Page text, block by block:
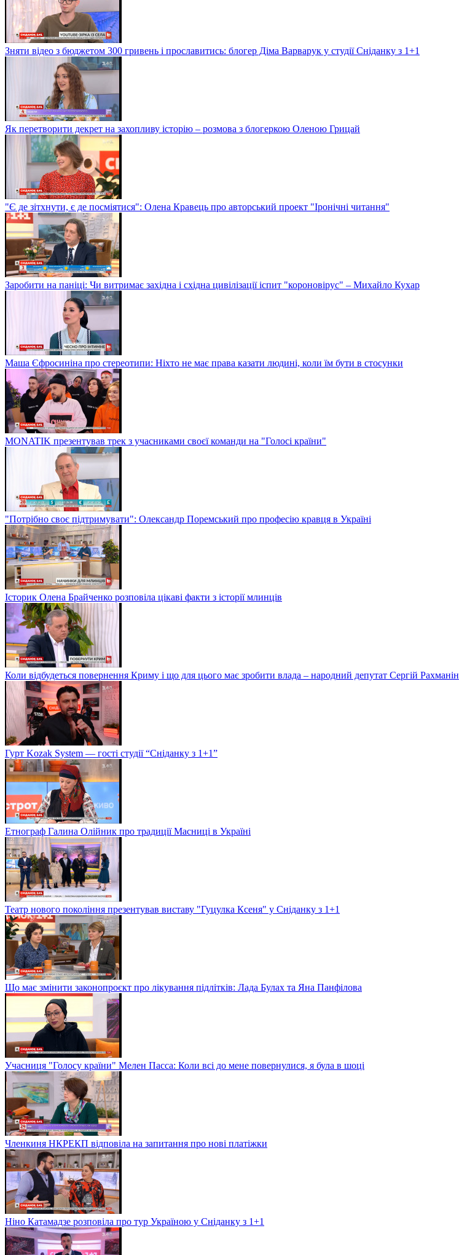
Зняти відео з бюджетом 300 гривень і прославитись: блогер Діма Варварук у студії Сніданку з 1+1
Як перетворити декрет на захопливу історію – розмова з блогеркою Оленою Грицай
"Є де зітхнути, є де посміятися": Олена Кравець про авторський проект "Іронічні читання"
Заробити на паніці: Чи витримає західна і східна цивілізації іспит "короновірус" – Михайло Кухар
Маша Єфросиніна про стереотипи: Ніхто не має права казати людині, коли їм бути в стосунки
MONATIK презентував трек з учасниками своєї команди на "Голосі країни"
"Потрібно своє підтримувати": Олександр Поремський про професію кравця в Україні
Історик Олена Брайченко розповіла цікаві факти з історії млинців
Коли відбудеться повернення Криму і що для цього має зробити влада – народний депутат Сергій Рахманін
Гурт Kozak System — гості студії “Сніданку з 1+1”
Етнограф Галина Олійник про традиції Масниці в Україні
Театр нового покоління презентував виставу "Гуцулка Ксеня" у Сніданку з 1+1
Що має змінити законопроєкт про лікування підлітків: Лада Булах та Яна Панфілова
Учасниця "Голосу країни" Мелен Пасса: Коли всі до мене повернулися, я була в шоці
Членкиня НКРЕКП відповіла на запитання про нові платіжки
Ніно Катамадзе розповіла про тур Україною у Сніданку з 1+1